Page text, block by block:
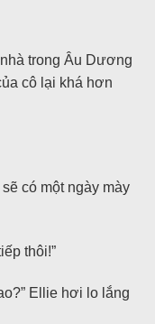
trong Âu Dương
cô lại khá hơn
có một ngày mày
thôi!”
Ellie hơi lo lắng